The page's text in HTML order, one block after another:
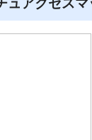
ュアクセス